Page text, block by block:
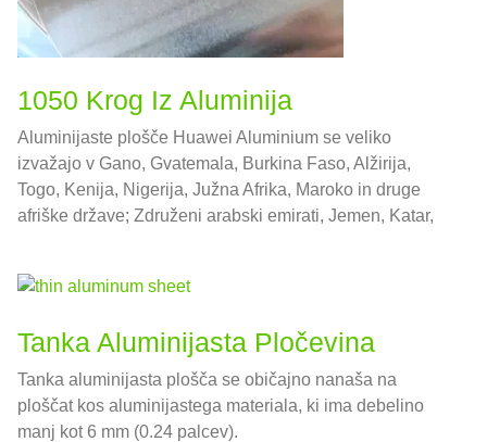
1050 Krog Iz Aluminija
Aluminijaste plošče Huawei Aluminium se veliko
izvažajo v Gano, Gvatemala, Burkina Faso, Alžirija,
Togo, Kenija, Nigerija, Južna Afrika, Maroko in druge
afriške države; Združeni arabski emirati, Jemen, Katar,
Tanka Aluminijasta Pločevina
Tanka aluminijasta plošča se običajno nanaša na
ploščat kos aluminijastega materiala, ki ima debelino
manj kot 6 mm (0.24 palcev).